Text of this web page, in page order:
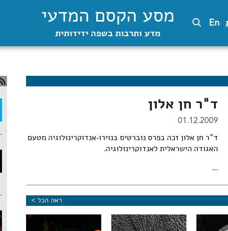
En מסע הקסם המדעי
מדע ותרבות בשפה ידידותית
ד"ר חן אלון
01.12.2009
ד"ר חן אלון זכה בפרס נוברטיס בנוירו-אנדוקרינולוגיה מטעם
האגודה הישראלית לאנדוקרינולוגיה.
...
ראה הכל >